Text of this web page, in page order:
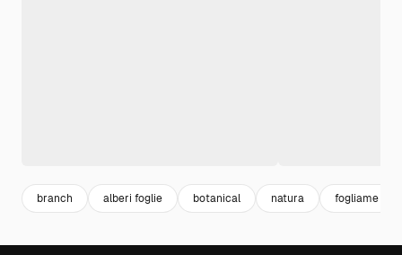
branch alberi foglie botanical natura fogliame